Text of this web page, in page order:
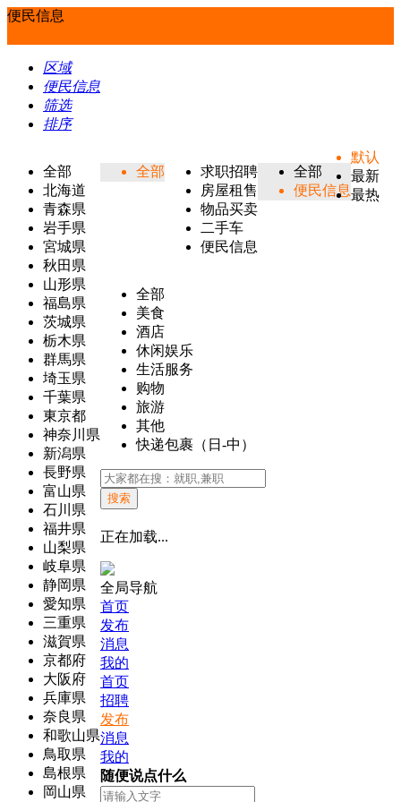
便民信息
区域
便民信息
筛选
排序
全部
北海道
青森県
岩手県
宮城県
秋田県
山形県
福島県
茨城県
栃木県
群馬県
埼玉県
千葉県
東京都
神奈川県
新潟県
長野県
富山県
石川県
福井県
山梨県
岐阜県
静岡県
愛知県
三重県
滋賀県
京都府
大阪府
兵庫県
奈良県
和歌山県
鳥取県
島根県
岡山県
全部
求职招聘
房屋租售
物品买卖
二手车
便民信息
全部
便民信息
全部
美食
酒店
休闲娱乐
生活服务
购物
旅游
其他
快递包裹（日-中）
默认
最新
最热
搜索
正在加载...
全局导航
首页
发布
消息
我的
首页
招聘
发布
消息
我的
随便说点什么